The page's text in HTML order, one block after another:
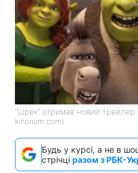
"Шрек" отримав новий трейлер
kinorium.com)
Будь у курсі, а не в
стрічці разом з РБК-